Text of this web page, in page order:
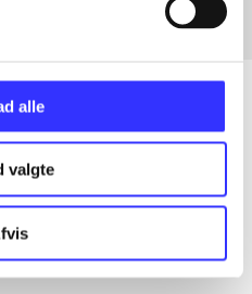
alle
valgte
på udgivelser